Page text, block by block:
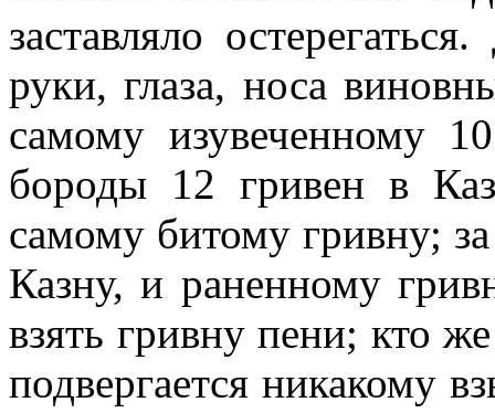
заставляло
руки, глаза, носа
самому изувеченному
бороды 12 гривен в
самому битому гривну;
Казну, и раненному
взять гривну пени; кто
подвергается никакому